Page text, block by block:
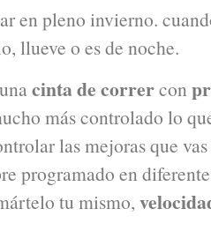
en pleno invierno.
llueve o es de noche.
cinta de corrercon
más controlado lo
las mejoras que
programado en
tu mismo,